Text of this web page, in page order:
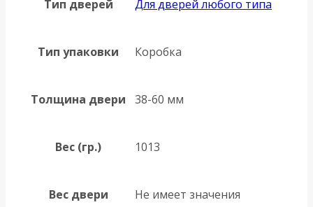
Тип дверей Для дверей любого типа
Тип упаковки Коробка
Толщина двери 38-60 мм
Вес (гр.) 1013
Вес двери Не имеет значения